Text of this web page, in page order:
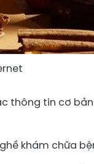
thông tin cơ
khám chữa